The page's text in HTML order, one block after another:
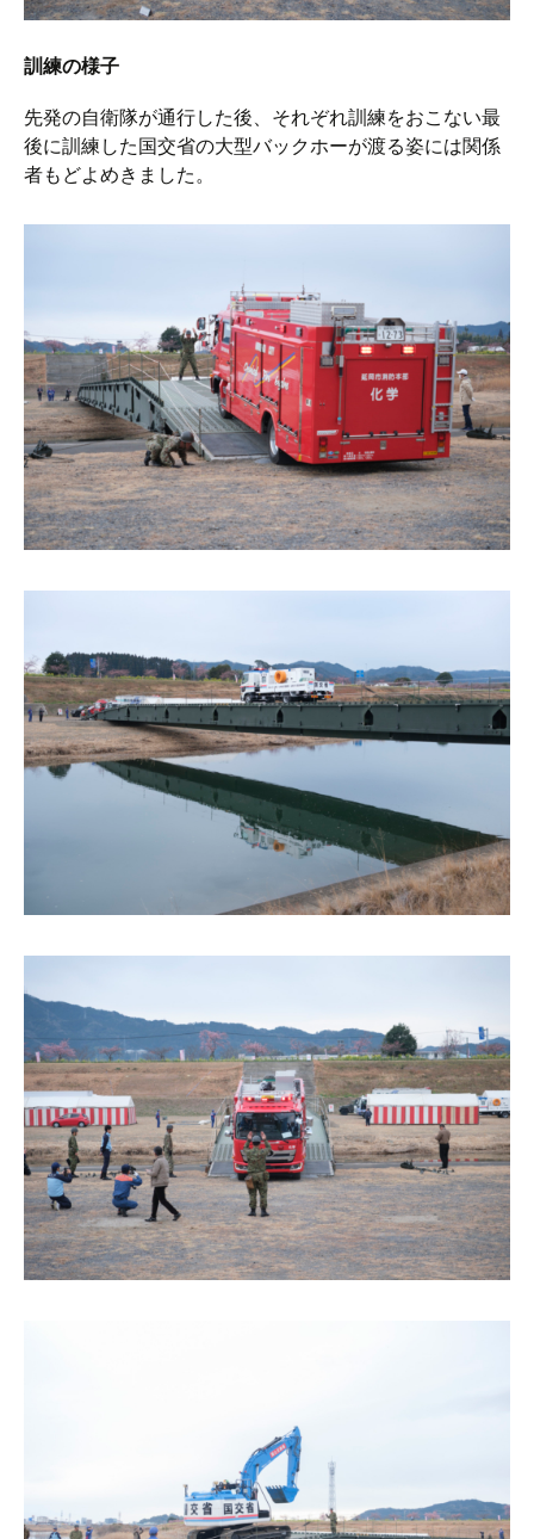
訓練の様子
先発の自衛隊が通行した後、それぞれ訓練をおこない最
後に訓練した国交省の大型バックホーが渡る姿には関係
者もどよめきました。